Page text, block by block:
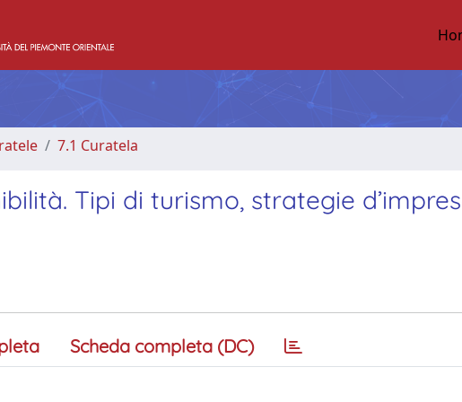
7.1 Curatela
Tipi di turismo, strategie
Scheda completa (DC)